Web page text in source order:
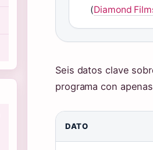
(Diamond
Seis datos clave
programa con
DATO